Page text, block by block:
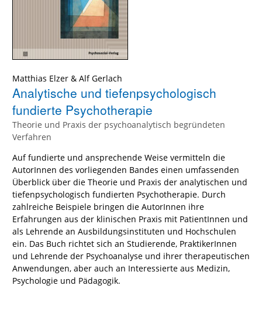
Matthias Elzer & Alf Gerlach
Analytische und tiefenpsychologisch
fundierte Psychotherapie
Theorie und Praxis der psychoanalytisch begründeten
Verfahren
Auf fundierte und ansprechende Weise vermitteln die
AutorInnen des vorliegenden Bandes einen umfassenden
Überblick über die Theorie und Praxis der analytischen und
tiefenpsychologisch fundierten Psychotherapie. Durch
zahlreiche Beispiele bringen die AutorInnen ihre
Erfahrungen aus der klinischen Praxis mit PatientInnen und
als Lehrende an Ausbildungsinstituten und Hochschulen
ein. Das Buch richtet sich an Studierende, PraktikerInnen
und Lehrende der Psychoanalyse und ihrer therapeutischen
Anwendungen, aber auch an Interessierte aus Medizin,
Psychologie und Pädagogik.